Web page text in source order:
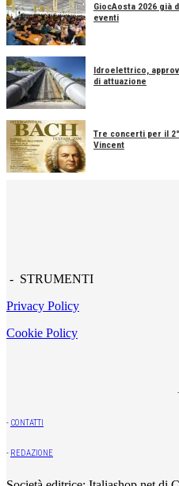
GiocAosta 2026
eventi
Idroelettrico,
di attuazione
Tre concerti per il
Vincent
- STRUMENTI
Privacy Policy
Cookie Policy
-
- CONTATTI
- REDAZIONE